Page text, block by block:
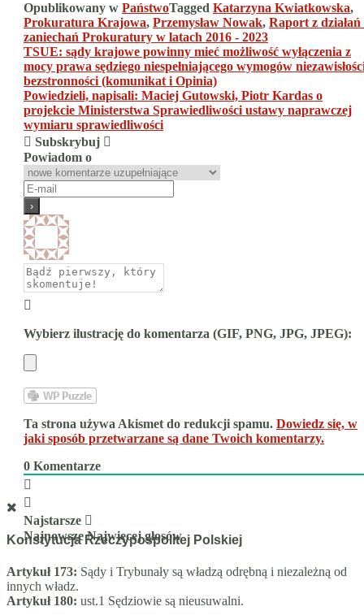
Opublikowany w PaństwoTagged Katarzyna Kwiatkowska,
Prokuratura Krajowa, Przemysław Nowak, Raport z działań
zaniechań Prokuratury w latach 2016 - 2023
Nawigacja
wpisu
TSUE: sądy krajowe powinny mieć możliwość wyłączenia z
mocy prawa sędziego niespełniającego wymogów
bezstronności (komunikat i Opinia)
Powiedzieli, napisali: Maciej Gutowski, Piotr Kardas o
projekcie Ministerstwa Sprawiedliwości ustawy naprawczej
wymiaru sprawiedliwości
Subskrybuj
Powiadom o
Wybierz ilustrację do komentarza (GIF, PNG, JPG, JPEG):
Ta strona używa Akismet do redukcji spamu. Dowiedz się, w
jaki sposób przetwarzane są dane Twoich komentarzy.
0 Komentarze
Najstarsze
Najnowsze Najwięcej głosów
Konstytucja Rzeczypospolitej Polskiej
Artykuł 173: Sądy i Trybunały są władzą odrębną i niezależną od
innych władz.
Artykuł 180: ust.1 Sędziowie są nieusuwalni.